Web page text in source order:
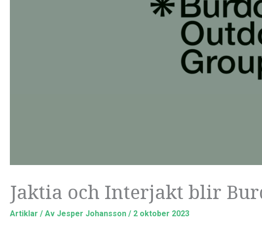
Jaktia och Interjakt blir
Artiklar / Av Jesper Johansson / 2 oktober 2023